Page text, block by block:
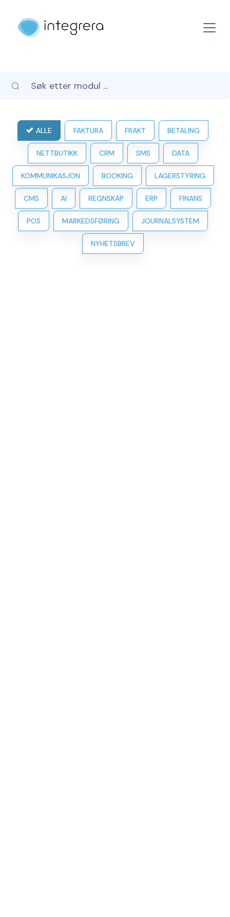
ALLE FAKTURA FRAKT BETALING
NETTBUTIKK CRM SMS DATA
KOMMUNIKASJON BOOKING LAGERSTYRING
CMS AI REGNSKAP ERP FINANS
POS MARKEDSFØRING JOURNALSYSTEM
NYHETSBREV